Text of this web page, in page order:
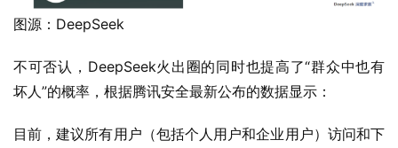
图源：DeepSeek
不可否认，DeepSeek火出圈的同时也提高了“群众中也有
坏人”的概率，根据腾讯安全最新公布的数据显示：
目前，建议所有用户（包括个人用户和企业用户）访问和下